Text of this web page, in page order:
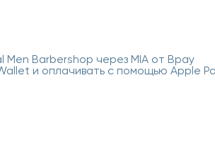
Barbershop через MIA от Bpay
и оплачивать с помощью Apple